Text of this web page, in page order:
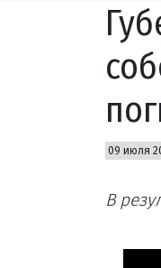
09 июля
В